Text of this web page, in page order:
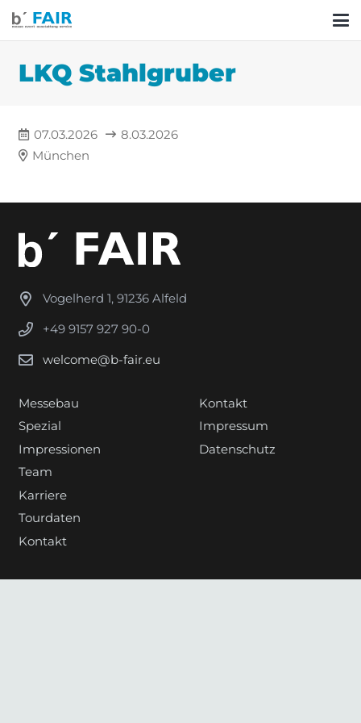
LKQ Stahlgruber
07.03.2026
8.03.2026
München
Vogelherd 1, 91236 Alfeld
+49 9157 927 90-0
welcome@b-fair.eu
Messebau
Spezial
Impressionen
Team
Karriere
Tourdaten
Kontakt
Kontakt
Impressum
Datenschutz